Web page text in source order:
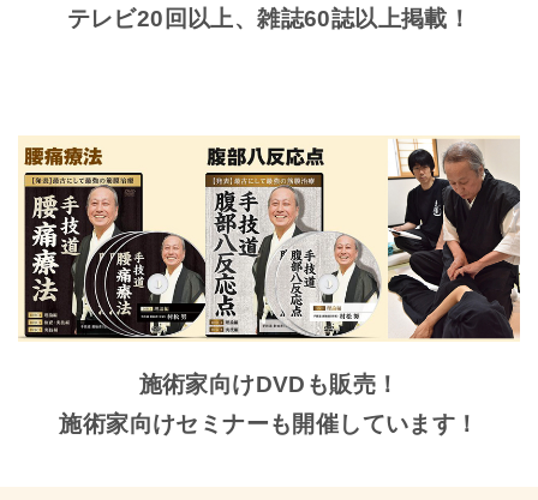
テレビ20回以上、雑誌60誌以上掲載！
施術家向けDVDも販売！
施術家向けセミナーも開催しています！